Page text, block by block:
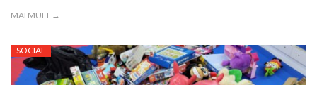
MAI MULT →
SOCIAL